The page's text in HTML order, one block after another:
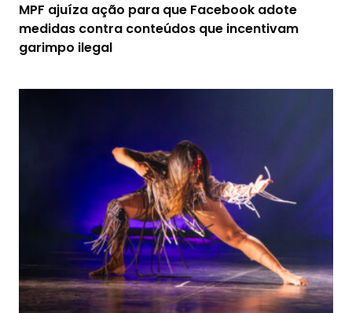
MPF ajuíza ação para que Facebook adote
medidas contra conteúdos que incentivam
garimpo ilegal